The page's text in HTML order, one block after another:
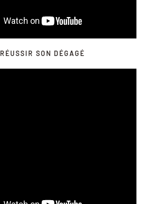
RÉUSSIR SON DÉGAGÉ